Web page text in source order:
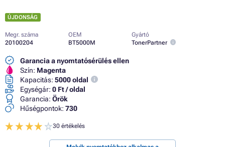
ÚJDONSÁG
Megr. száma
20100204
OEM
BT5000M
Gyártó
TonerPartner
Garancia a nyomtatósérülés ellen
Szín: Magenta
Kapacitás: 5000 oldal
Egységár: 0 Ft / oldal
Garancia: Örök
Hűségpontok: 730
30 értékelés